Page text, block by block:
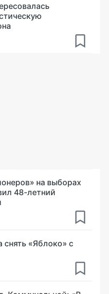
на выборах
48-летний
снять «Яблоко» с